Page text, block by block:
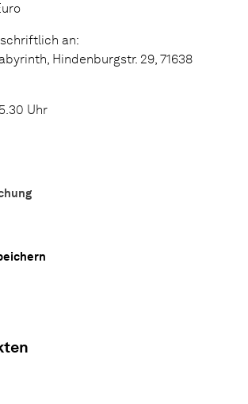
an:
Hindenburgstr. 29, 71638
Uhr